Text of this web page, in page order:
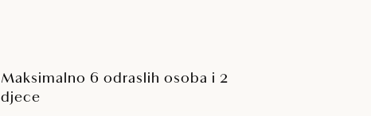
Maksimalno 6 odraslih osoba i 2
djece